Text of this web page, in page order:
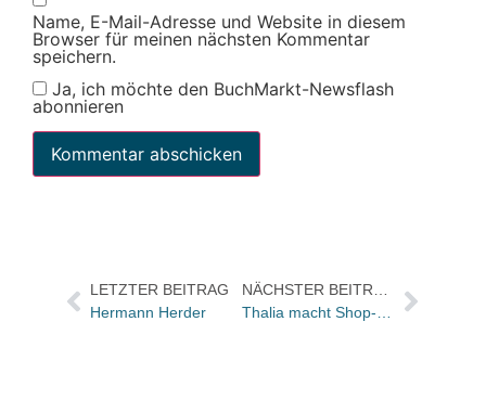
Name, E-Mail-Adresse und Website in diesem
Browser für meinen nächsten Kommentar
speichern.
Ja, ich möchte den BuchMarkt-Newsflash
abonnieren
LETZTER BEITRAG
Hermann Herder